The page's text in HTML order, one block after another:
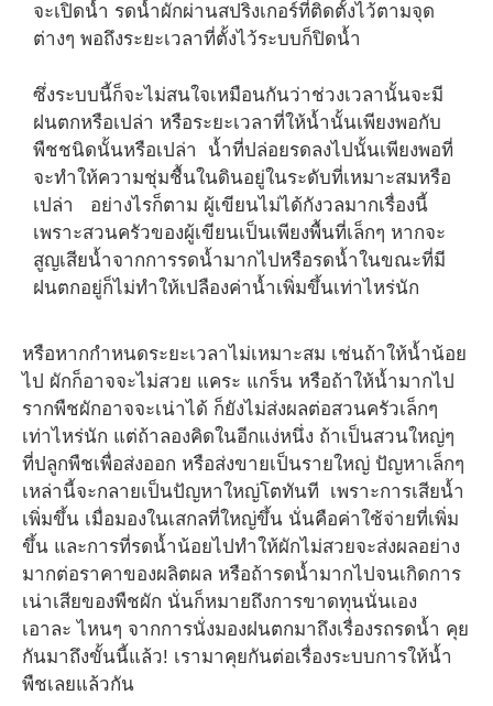
จะเปิดน้ำ รดน้ำผักผ่านสปริงเกอร์ที่ติดตั้งไว้ตามจุด
ต่างๆ พอถึงระยะเวลาที่ตั้งไว้ระบบก็ปิดน้ำ
ซึ่งระบบนี้ก็จะไม่สนใจเหมือนกันว่าช่วงเวลานั้นจะมี
ฝนตกหรือเปล่า หรือระยะเวลาที่ให้น้ำนั้นเพียงพอกับ
พืชชนิดนั้นหรือเปล่า น้ำที่ปล่อยรดลงไปนั้นเพียงพอที่
จะทำให้ความชุ่มชื้นในดินอยู่ในระดับที่เหมาะสมหรือ
เปล่า อย่างไรก็ตาม ผู้เขียนไม่ได้กังวลมากเรื่องนี้
เพราะสวนครัวของผู้เขียนเป็นเพียงพื้นที่เล็กๆ หากจะ
สูญเสียน้ำจากการรดน้ำมากไปหรือรดน้ำในขณะที่มี
ฝนตกอยู่ก็ไม่ทำให้เปลืองค่าน้ำเพิ่มขึ้นเท่าไหร่นัก
หรือหากกำหนดระยะเวลาไม่เหมาะสม เช่นถ้าให้น้ำน้อย
ไป ผักก็อาจจะไม่สวย แคระ แกร็น หรือถ้าให้น้ำมากไป
รากพืชผักอาจจะเน่าได้ ก็ยังไม่ส่งผลต่อสวนครัวเล็กๆ
เท่าไหร่นัก แต่ถ้าลองคิดในอีกแง่หนึ่ง ถ้าเป็นสวนใหญ่ๆ
ที่ปลูกพืชเพื่อส่งออก หรือส่งขายเป็นรายใหญ่ ปัญหาเล็กๆ
เหล่านี้จะกลายเป็นปัญหาใหญ่โตทันที เพราะการเสียน้ำ
เพิ่มขึ้น เมื่อมองในเสกลที่ใหญ่ขึ้น นั่นคือค่าใช้จ่ายที่เพิ่ม
ขึ้น และการที่รดน้ำน้อยไปทำให้ผักไม่สวยจะส่งผลอย่าง
มากต่อราคาของผลิตผล หรือถ้ารดน้ำมากไปจนเกิดการ
เน่าเสียของพืชผัก นั่นก็หมายถึงการขาดทุนนั่นเอง
เอาละ ไหนๆ จากการนั่งมองฝนตกมาถึงเรื่องรถรดน้ำ คุย
กันมาถึงขั้นนี้แล้ว! เรามาคุยกันต่อเรื่องระบบการให้น้ำ
พืชเลยแล้วกัน